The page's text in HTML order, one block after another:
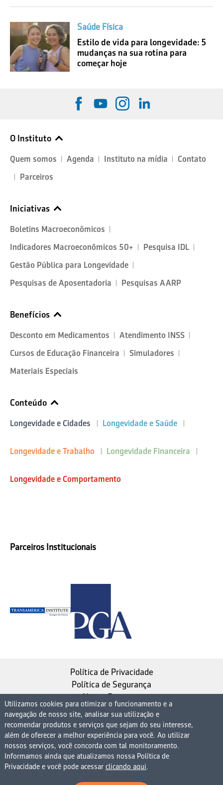
Saúde Física
Estilo de vida para longevidade: 5
mudanças na sua rotina para
começar hoje
O Instituto
Quem somos Agenda Instituto na mídia
Contato
Parceiros
Iniciativas
Boletins Macroeconômicos
Indicadores Macroeconômicos 50+
Pesquisa IDL
Gestão Pública para Longevidade
Pesquisas de Aposentadoria
Pesquisas AARP
Benefícios
Desconto em Medicamentos
Atendimento INSS
Cursos de Educação Financeira
Simuladores
Materiais Especiais
Conteúdo
Longevidade e Cidades Longevidade e Saúde
Longevidade e Trabalho Longevidade Financeira
Longevidade e Comportamento
Parceiros Institucionais
Política de Privacidade
Política de Segurança
Nosso Estatuto
Instituto de Longevidade MAG, uma empresa do
Grupo MAG
| CNPJ 08.474.765/0001-75
Avenida Presidente Juscelino Kubitschek, 1830, 15º
andar bloco 1 (parte), Condomínio Edifício São Luiz -
Utilizamos cookies para otimizar o funcionamento e a
navegação de nosso site, analisar sua utilização e
recomendar produtos e serviços que sejam do seu interesse,
além de oferecer a melhor experiência para você. Ao utilizar
nossos serviços, você concorda com tal monitoramento.
Informamos ainda que atualizamos nossa Política de
Privacidade e você pode acessar clicando aqui.